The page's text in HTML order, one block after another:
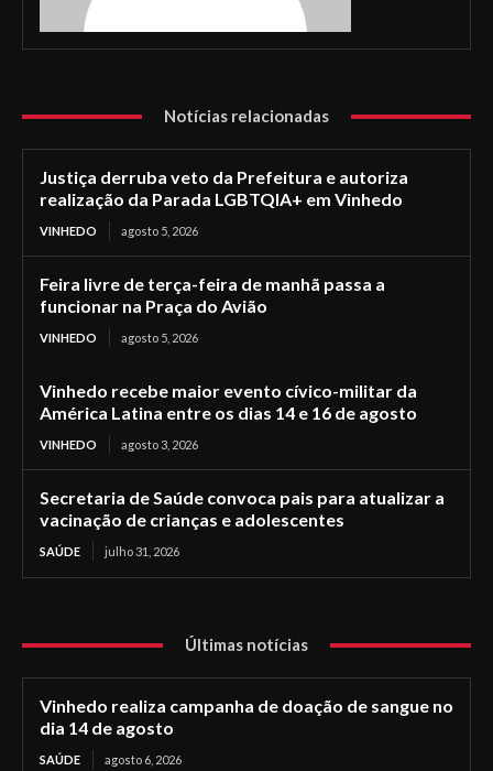
Notícias relacionadas
Justiça derruba veto da Prefeitura e autoriza
realização da Parada LGBTQIA+ em Vinhedo
VINHEDO agosto 5, 2026
Feira livre de terça-feira de manhã passa a
funcionar na Praça do Avião
VINHEDO agosto 5, 2026
Vinhedo recebe maior evento cívico-militar da
América Latina entre os dias 14 e 16 de agosto
VINHEDO agosto 3, 2026
Secretaria de Saúde convoca pais para atualizar a
vacinação de crianças e adolescentes
SAÚDE julho 31, 2026
Últimas notícias
Vinhedo realiza campanha de doação de sangue no
dia 14 de agosto
SAÚDE agosto 6, 2026